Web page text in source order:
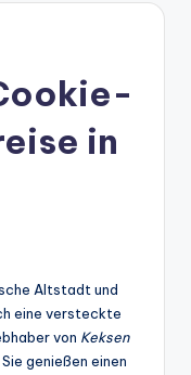
in
Altstadt und
eine versteckte
von Keksen
genießen einen